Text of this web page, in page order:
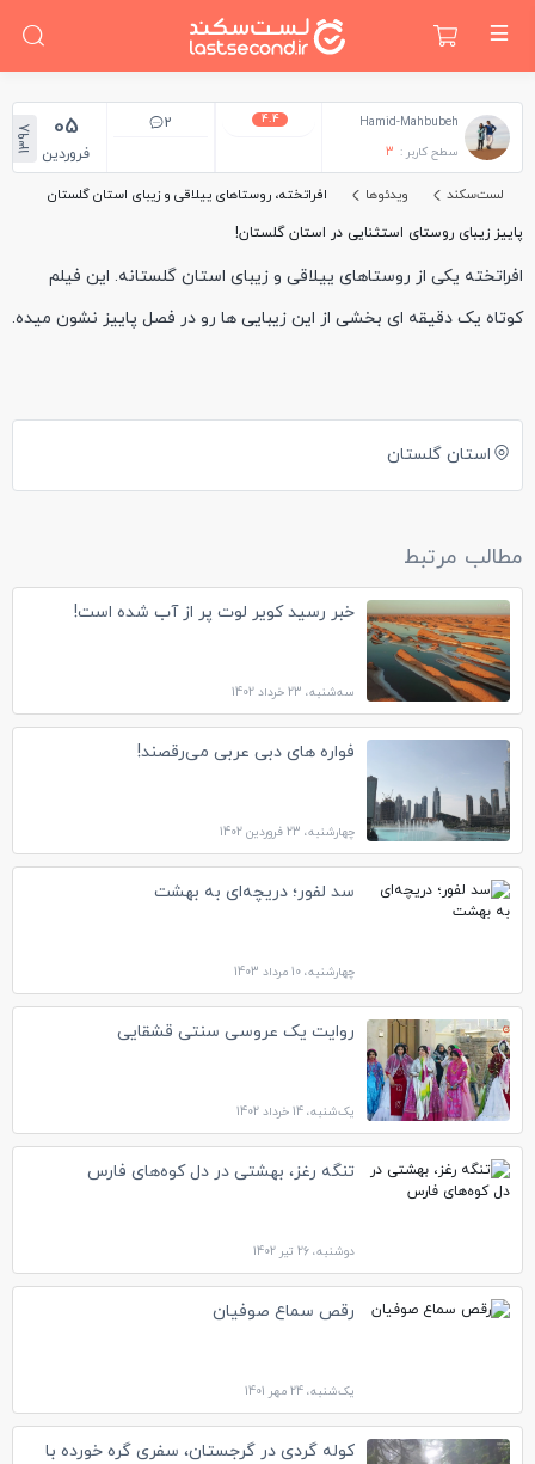
Hamid-Mahbubeh
سطح کاربر : 3
4.4
2
05
فروردین 1398
لست‌سکند ویدئوها
افراتخته، روستاهای ییلاقی و زیبای استان گلستان
پاییز زیبای روستای استثنایی در استان گلستان!
افراتخته یکی از روستاهای ییلاقی و زیبای استان گلستانه. این فیلم
کوتاه یک دقیقه ای بخشی از این زیبایی ها رو در فصل پاییز نشون میده.
استان گلستان
مطالب مرتبط
خبر رسید کویر لوت پر از آب شده است!
سه‌شنبه، 23 خرداد 1402
فواره های دبی عربی می‌رقصند!
چهارشنبه، 23 فروردین 1402
سد لفور؛ دریچه‌ای به بهشت
چهارشنبه، 10 مرداد 1403
روایت یک عروسی سنتی قشقایی
یک‌شنبه، 14 خرداد 1402
تنگه رغز، بهشتی در دل کوه‌های فارس
دوشنبه، 26 تیر 1402
رقص سماع صوفیان
یک‌شنبه، 24 مهر 1401
کوله گردی در گرجستان، سفری گره خورده با